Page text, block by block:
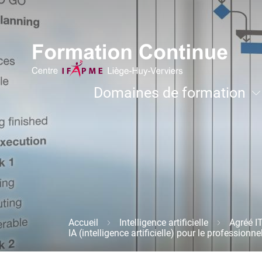
Aller
au
contenu
Domaines de formation
Image
Fil
d'Ariane
Accueil Intelligence artificielle Agréé
IA (intelligence artificielle) pour le